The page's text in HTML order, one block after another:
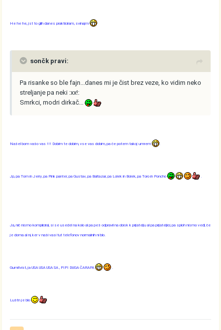
He he he, jst to glih danes prakticiram, svinajm
sončk pravi:
Pa risanke so ble fajn...danes mi je čist brez veze, ko vidim neko
streljanje pa neki :xx!:
Smrkci, modri dirkač...
Našel bom vašo vas !!! Dobim te dobim, vse vas dobim, pa če potem takoj umrem
Jp, pa Tom in Jerry, pa Pink panter, pa Gustav, pa Baltazar, pa Lolek in Bolek, pa Toro in Poncho
Ja, nič nismo kompliciral, si se usedel na kolo al pa peš odpravil na obisk k prijatelju al pa prijateljici, pa sploh nismo vedl, če
je doma al ni, ker v naši vasi tut telefonov normalnih ni blo.
Gumitvist, ja USA USA USA SA , PIPI DUGA ČARAPA
Luštn je blo